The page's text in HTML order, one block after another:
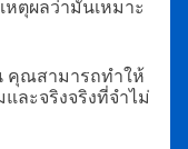
ตุผลว่ามันเหมาะ
คุณสามารถทำให้
ละจริงจริงที่จำไม่